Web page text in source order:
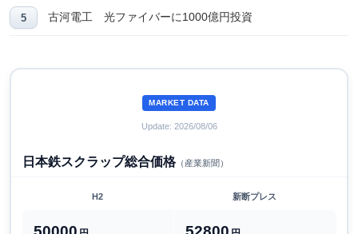
古河電工 光ファイバーに1000億円投資
MARKET DATA
Update: 2026/08/06
日本鉄スクラップ総合価格（産業新聞）
H2 新断プレス